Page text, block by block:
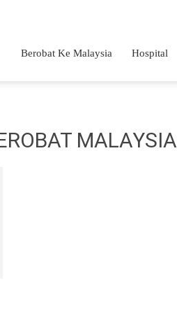
Berobat Ke Malaysia Hospital
MALAYSIA